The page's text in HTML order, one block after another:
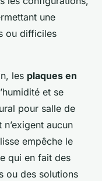
une
ou difficiles
les plaques en
et se
pour salle de
n’exigent aucun
empêche le
qui en fait des
ou des solutions